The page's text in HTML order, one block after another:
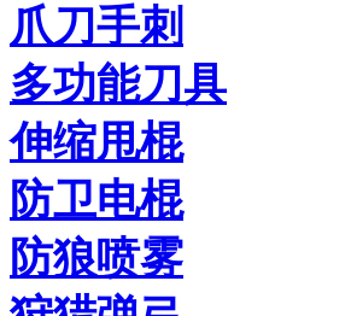
爪刀手刺
多功能刀具
伸缩甩棍
防卫电棍
防狼喷雾